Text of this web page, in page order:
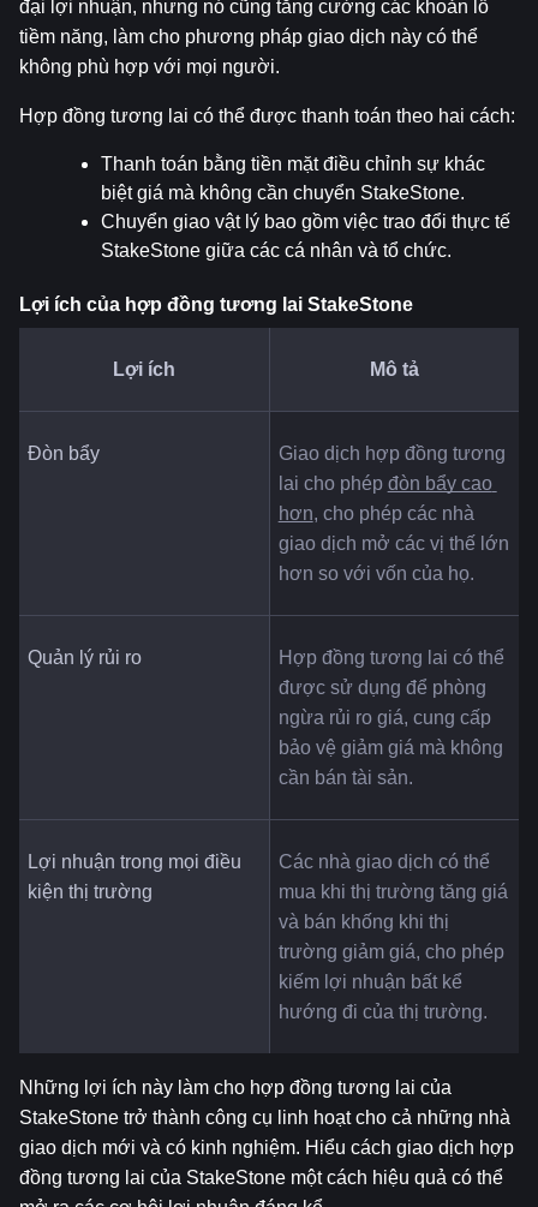
đại lợi nhuận, nhưng nó cũng tăng cường các khoản lỗ
tiềm năng, làm cho phương pháp giao dịch này có thể
không phù hợp với mọi người.
Hợp đồng tương lai có thể được thanh toán theo hai cách:
Thanh toán bằng tiền mặt điều chỉnh sự khác
biệt giá mà không cần chuyển StakeStone.
Chuyển giao vật lý bao gồm việc trao đổi thực tế
StakeStone giữa các cá nhân và tổ chức.
Lợi ích của hợp đồng tương lai StakeStone
Lợi ích Mô tả
Đòn bẩy
Giao dịch hợp đồng tương
lai cho phép đòn bẩy cao
hơn, cho phép các nhà
giao dịch mở các vị thế lớn
hơn so với vốn của họ.
Quản lý rủi ro
Hợp đồng tương lai có thể
được sử dụng để phòng
ngừa rủi ro giá, cung cấp
bảo vệ giảm giá mà không
cần bán tài sản.
Lợi nhuận trong mọi điều
kiện thị trường
Các nhà giao dịch có thể
mua khi thị trường tăng giá
và bán khống khi thị
trường giảm giá, cho phép
kiếm lợi nhuận bất kể
hướng đi của thị trường.
Những lợi ích này làm cho hợp đồng tương lai của
StakeStone trở thành công cụ linh hoạt cho cả những nhà
giao dịch mới và có kinh nghiệm. Hiểu cách giao dịch hợp
đồng tương lai của StakeStone một cách hiệu quả có thể